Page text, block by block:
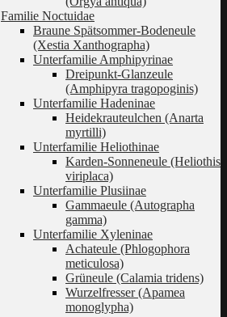
Familie Noctuidae
Braune Spätsommer-Bodeneule
(Xestia Xanthographa)
Unterfamilie Amphipyrinae
Dreipunkt-Glanzeule
(Amphipyra tragopoginis)
Unterfamilie Hadeninae
Heidekrauteulchen (Anarta
myrtilli)
Unterfamilie Heliothinae
Karden-Sonneneule (Heliothis
viriplaca)
Unterfamilie Plusiinae
Gammaeule (Autographa
gamma)
Unterfamilie Xyleninae
Achateule (Phlogophora
meticulosa)
Grüneule (Calamia tridens)
Wurzelfresser (Apamea
monoglypha)